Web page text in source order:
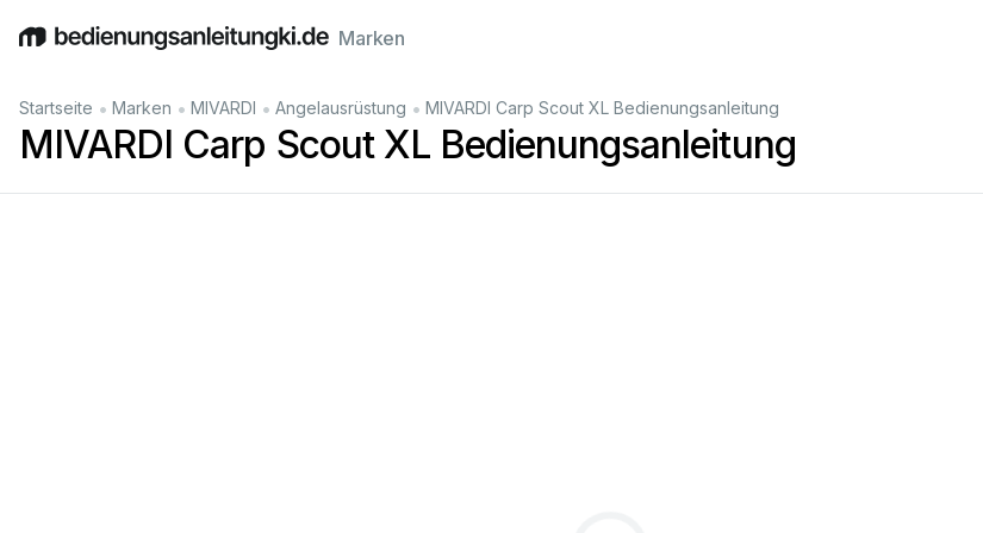
EnglishDeutschEspañolItalianoFrançais
Marken
Startseite • Marken • MIVARDI • Angelausrüstung • MIVARDI Carp Scout XL Bedienungsanleitung
MIVARDI Carp Scout XL Bedienungsanleitung